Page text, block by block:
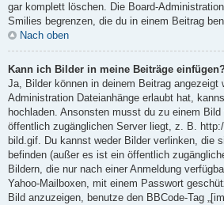
gar komplett löschen. Die Board-
Smilies begrenzen, die du in einem Beitrag
Nach oben
Kann ich Bilder in meine Beiträge
Ja, Bilder können in deinem Beitrag angezeigt
Administration Dateianhänge erlaubt hat,
hochladen. Ansonsten musst du zu einem
öffentlich zugänglichen Server liegt, z. B.
bild.gif. Du kannst weder Bilder verlinken, die
befinden (außer es ist ein öffentlich
Bildern, die nur nach einer Anmeldung
Yahoo-Mailboxen, mit einem Passwort
Bild anzuzeigen, benutze den BBCode-Tag